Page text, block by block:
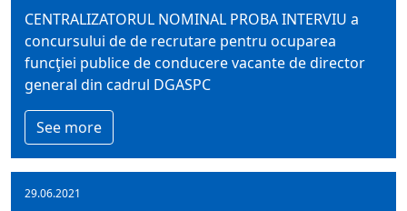
CENTRALIZATORUL NOMINAL PROBA INTERVIU a
concursului de de recrutare pentru ocuparea
funcţiei publice de conducere vacante de director
general din cadrul DGASPC
See more
29.06.2021